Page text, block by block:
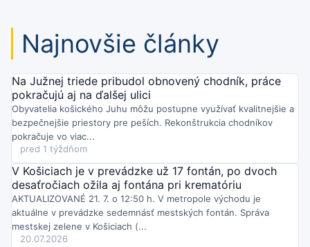
Najnovšie články
Na Južnej triede pribudol obnovený chodník, práce
pokračujú aj na ďalšej ulici
Obyvatelia košického Juhu môžu postupne využívať kvalitnejšie a
bezpečnejšie priestory pre peších. Rekonštrukcia chodníkov
pokračuje vo viac...
pred 1 týždňom
V Košiciach je v prevádzke už 17 fontán, po dvoch
desaťročiach ožila aj fontána pri krematóriu
AKTUALIZOVANÉ 21. 7. o 12:50 h. V metropole východu je
aktuálne v prevádzke sedemnásť mestských fontán. Správa
mestskej zelene v Košiciach (...
20.07.2026